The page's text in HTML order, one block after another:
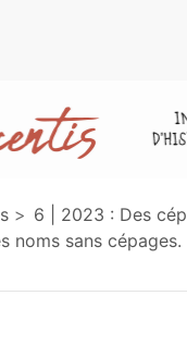
6 | 2023 : Des
noms sans cépages.